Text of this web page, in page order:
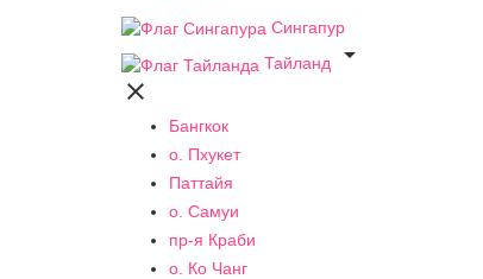
Сингапур
Тайланд


Бангкок
о. Пхукет
Паттайя
о. Самуи
пр-я Краби
о. Ко Чанг